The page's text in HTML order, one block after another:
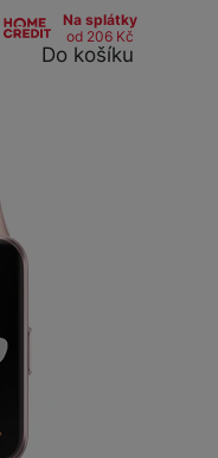
Na splátky
od 206 Kč
Do košíku